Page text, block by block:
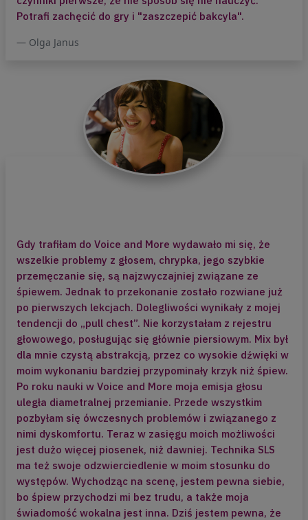
II – Napięcie v.s. odprężenie a ocena
sytuacji
Nasz dobrostan zależy bezpośrednio od
bezpośrednio związany jest typem
układu nerwowego. Poznając siebie
poprzez uważną samoobserwację
możemy modyfikować sposób
reagowania na sytuacje jakie niesie
życie. Wiele zależy od naszej oceny
zdarzeń jako zagrażających lub takich
zagadnieniu.
III - Dialog wewnętrzny – kto tu ze
mną rozmawia?
Odkrywanie myśli automatycznych to
kolejny krok w nauce panowania nad
emocjami. Każdy z nas ma wzorce
myślowe jakie wykształca pod
wpływem wychowania i doświadczenia
życiowego. Nieuświadomione, nie
podlegają wewnętrznej ocenie, nawet
jeśli są destrukcyjne. Na tym spotkaniu
będziemy wsłuchiwać się
w wewnętrzną narrację i zastanawiać
się nad jej kierunkiem. Uważność w tej
kwestii stanowi początek zmiany, by
uczynić wewnętrzny dialog bardziej
pozytywnym.
Potrafi zachęcić do gry i "zaszczepić bakcyla".
Olga Janus
Gdy trafiłam do Voice and More wydawało mi się, że
wszelkie problemy z głosem, chrypka, jego szybkie
przemęczanie się, są najzwyczajniej związane ze
śpiewem. Jednak to przekonanie zostało rozwiane już
po pierwszych lekcjach. Dolegliwości wynikały z mojej
tendencji do „pull chest”. Nie korzystałam z rejestru
głowowego, posługując się głównie piersiowym. Mix był
dla mnie czystą abstrakcją, przez co wysokie dźwięki w
moim wykonaniu bardziej przypominały krzyk niż śpiew.
Po roku nauki w Voice and More moja emisja głosu
uległa diametralnej przemianie. Przede wszystkim
pozbyłam się ówczesnych problemów i związanego z
nimi dyskomfortu. Teraz w zasięgu moich możliwości
jest dużo więcej piosenek, niż dawniej. Technika SLS
ma też swoje odzwierciedlenie w moim stosunku do
występów. Wychodząc na scenę, jestem pewna siebie,
bo śpiew przychodzi mi bez trudu, a także moja
świadomość wokalna jest inna. Dziś jestem pewna, że